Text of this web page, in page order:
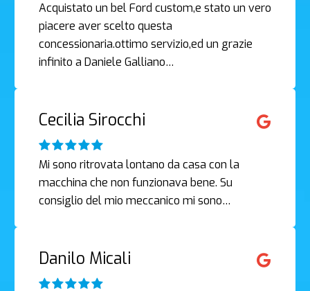
Acquistato un bel Ford custom,e stato un vero
piacere aver scelto questa
concessionaria.ottimo servizio,ed un grazie
infinito a Daniele Galliano…
Cecilia Sirocchi
Mi sono ritrovata lontano da casa con la
macchina che non funzionava bene. Su
consiglio del mio meccanico mi sono…
Danilo Micali